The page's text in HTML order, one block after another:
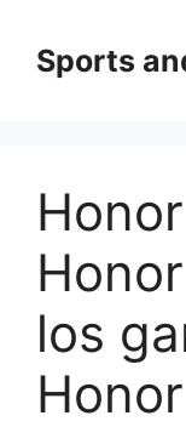
contenido
Sports
los